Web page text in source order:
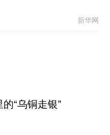
新华网
“乌铜走银”